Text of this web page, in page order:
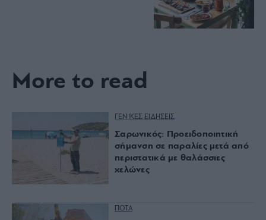
More to read
ΓΕΝΙΚΕΣ ΕΙΔΗΣΕΙΣ
Σαρωνικός: Προειδοποιητική
σήμανση σε παραλίες μετά από
περιστατικά με θαλάσσιες
χελώνες
ΠΟΤΑ